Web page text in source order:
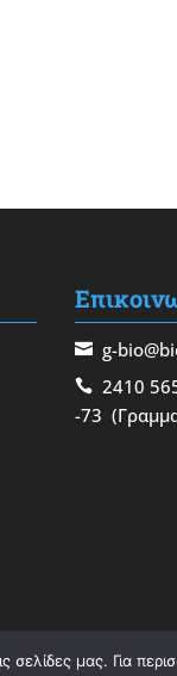
g-
2410
-73
μας. Για